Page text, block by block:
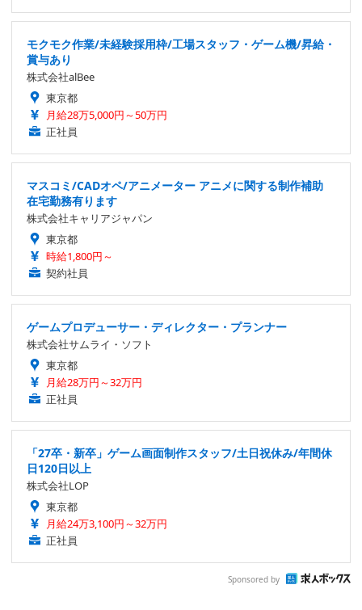
モクモク作業/未経験採用枠/工場スタッフ・ゲーム機/昇給・
賞与あり
株式会社alBee
東京都
月給28万5,000円～50万円
正社員
マスコミ/CADオペ/アニメーター アニメに関する制作補助
在宅勤務有ります
株式会社キャリアジャパン
東京都
時給1,800円～
契約社員
ゲームプロデューサー・ディレクター・プランナー
株式会社サムライ・ソフト
東京都
月給28万円～32万円
正社員
「27卒・新卒」ゲーム画面制作スタッフ/土日祝休み/年間休
日120日以上
株式会社LOP
東京都
月給24万3,100円～32万円
正社員
Sponsored by